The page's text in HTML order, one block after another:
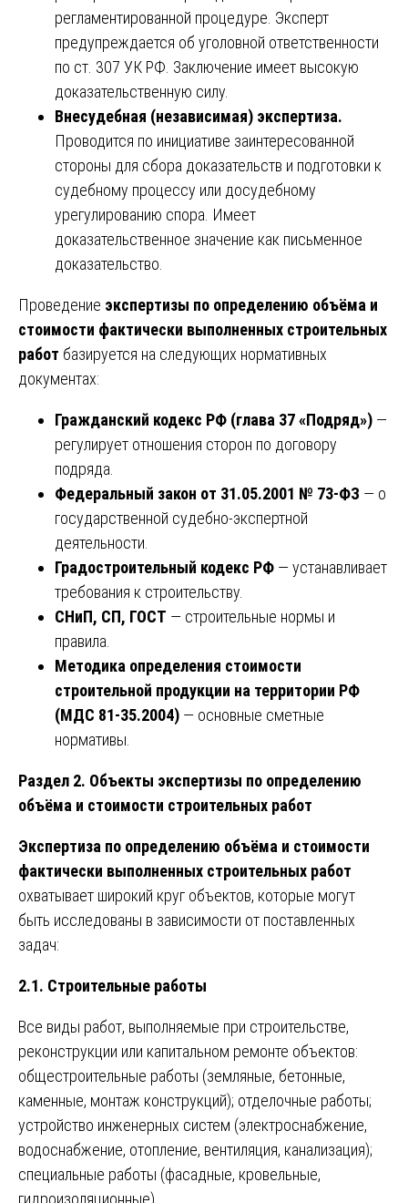
регламентированной процедуре. Эксперт
предупреждается об уголовной ответственности
по ст. 307 УК РФ. Заключение имеет высокую
доказательственную силу.
Внесудебная (независимая) экспертиза.
Проводится по инициативе заинтересованной
стороны для сбора доказательств и подготовки к
судебному процессу или досудебному
урегулированию спора. Имеет
доказательственное значение как письменное
доказательство.
Проведение экспертизы по определению объёма и
стоимости фактически выполненных строительных
работ базируется на следующих нормативных
документах:
Гражданский кодекс РФ (глава 37 «Подряд») —
регулирует отношения сторон по договору
подряда.
Федеральный закон от 31.05.2001 № 73-ФЗ — о
государственной судебно-экспертной
деятельности.
Градостроительный кодекс РФ — устанавливает
требования к строительству.
СНиП, СП, ГОСТ — строительные нормы и
правила.
Методика определения стоимости
строительной продукции на территории РФ
(МДС 81-35.2004) — основные сметные
нормативы.
Раздел 2. Объекты экспертизы по определению
объёма и стоимости строительных работ
Экспертиза по определению объёма и стоимости
фактически выполненных строительных работ
охватывает широкий круг объектов, которые могут
быть исследованы в зависимости от поставленных
задач:
2.1. Строительные работы
Все виды работ, выполняемые при строительстве,
реконструкции или капитальном ремонте объектов:
общестроительные работы (земляные, бетонные,
каменные, монтаж конструкций); отделочные работы;
устройство инженерных систем (электроснабжение,
водоснабжение, отопление, вентиляция, канализация);
специальные работы (фасадные, кровельные,
гидроизоляционные).